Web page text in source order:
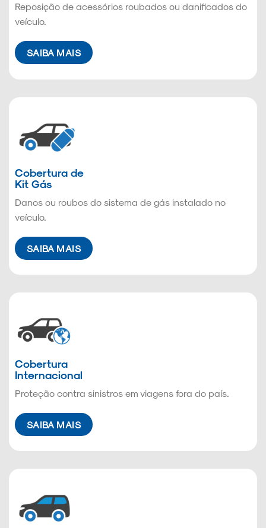
Reposição de acessórios roubados ou danificados do
veículo.
SAIBA MAIS
Cobertura de
Kit Gás
Danos ou roubos do sistema de gás instalado no
veículo.
SAIBA MAIS
Cobertura
Internacional
Proteção contra sinistros em viagens fora do país.
SAIBA MAIS